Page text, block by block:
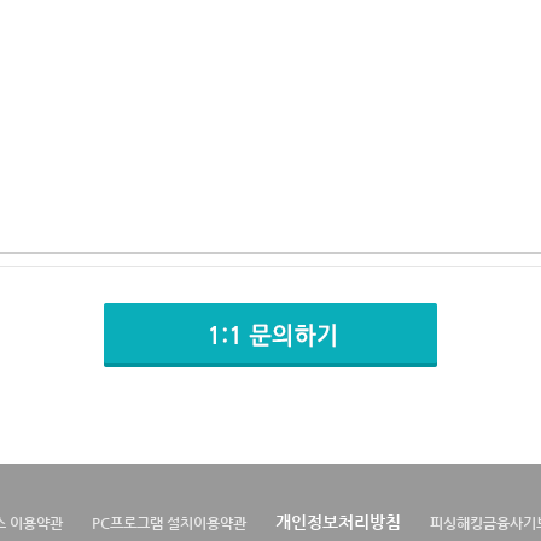
이용약관 PC프로그램 설치이용약관 개인정보처리방침 피싱해킹금융사기